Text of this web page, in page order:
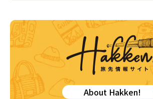
About Hakken!